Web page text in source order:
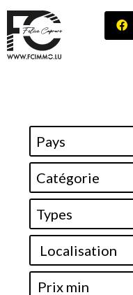
Pays
Catégorie
Types
Localisation